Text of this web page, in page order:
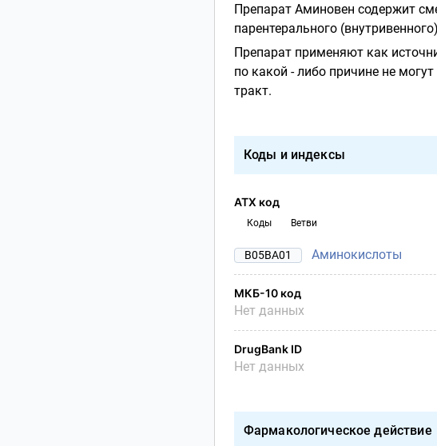
Препарат Аминовен содержит
парентерального
Препарат применяют как
по какой - либо причине не
тракт.
Коды и индексы
АТХ код
Коды Ветви
B05BA01 Аминокислоты
МКБ-10 код
Нет данных
DrugBank ID
Нет данных
Фармакологическое действие